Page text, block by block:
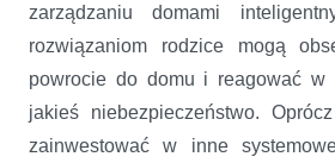
zarządzaniu domami
rozwiązaniom rodzice mogą
powrocie do domu i reagować w
jakieś niebezpieczeństwo.
zainwestować w inne